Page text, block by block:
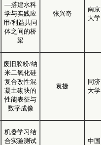
—搭建水科
学与实践应
用/利益共同
体之间的桥
梁
张兴奇
南京
大学
废旧胶粉/纳
米二氧化硅
复合改性混
凝土砌块的
性能表征与
数字成像
袁捷
同济
大学
机器学习结
合实验测试
中国